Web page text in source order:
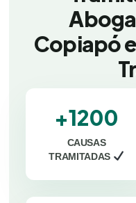
Copiapó
+1200
CAUSAS
TRAMITADAS